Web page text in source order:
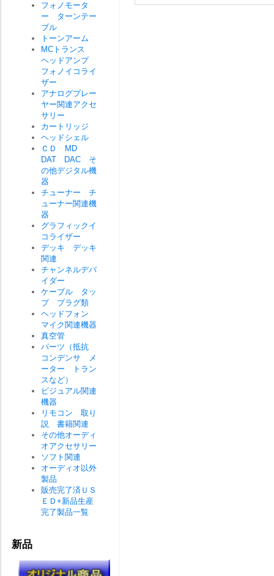
フォノモータ
ー ターンテー
ブル
トーンアーム
MCトランス
ヘッドアンプ
フォノイコライ
ザー
アナログプレー
ヤー関連アクセ
サリー
カートリッジ
ヘッドシェル
ＣＤ MD
DAT DAC そ
の他デジタル機
器
チューナー チ
ューナー関連機
器
グラフィックイ
コライザー
デッキ デッキ
関連
チャンネルデバ
イダー
ケーブル タッ
プ プラグ類
ヘッドフォン
マイク関連機器
真空管
パーツ（抵抗
コンデンサ メ
ーター トラン
スなど）
ビジュアル関連
機器
リモコン 取り
説 書籍関連
その他オーディ
オアクセサリー
ソフト関連
オーディオ以外
製品
販売完了済ＵＳ
ＥＤ+新品生産
完了製品一覧
新品